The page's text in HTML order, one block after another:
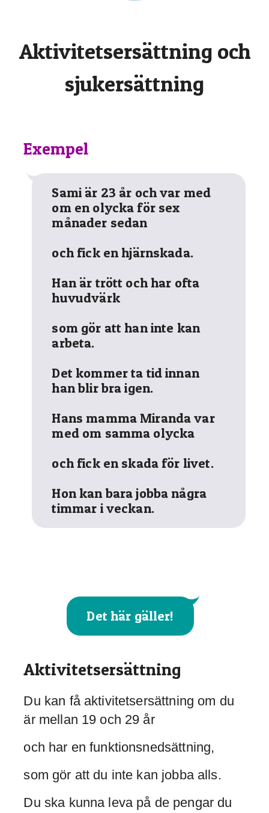
Aktivitetsersättning och
sjukersättning
Exempel
Sami är 23 år och var med
om en olycka för sex
månader sedan
och fick en hjärnskada.
Han är trött och har ofta
huvudvärk
som gör att han inte kan
arbeta.
Det kommer ta tid innan
han blir bra igen.
Hans mamma Miranda var
med om samma olycka
och fick en skada för livet.
Hon kan bara jobba några
timmar i veckan.
Det här gäller!
Aktivitetsersättning
Du kan få aktivitetsersättning om du
är mellan 19 och 29 år
och har en funktionsnedsättning,
som gör att du inte kan jobba alls.
Du ska kunna leva på de pengar du